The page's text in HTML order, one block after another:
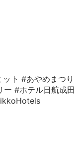
ト #あやめまつり
ー #ホテル日航成田